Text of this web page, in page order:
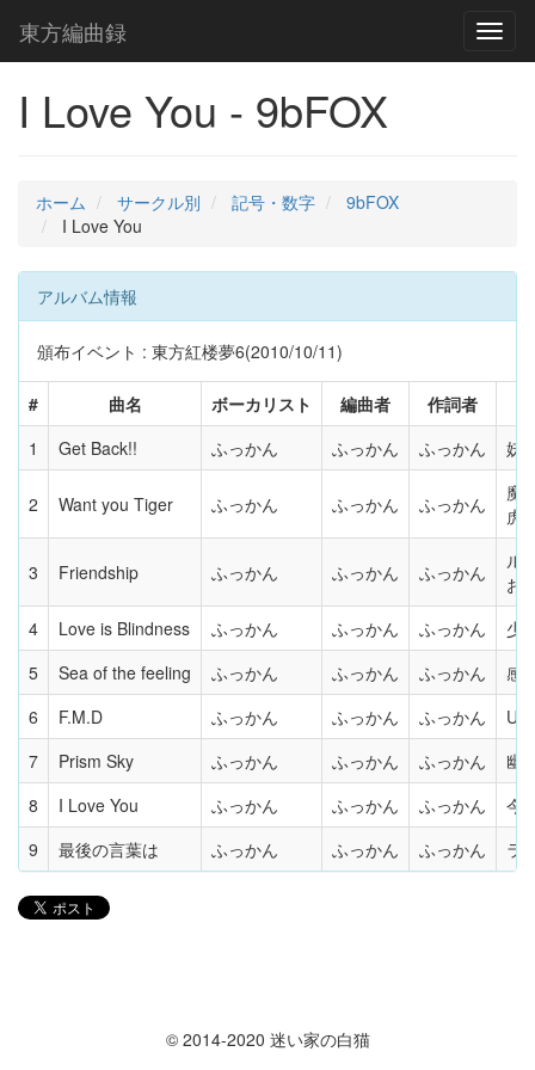
東方編曲録
I Love You - 9bFOX
ホーム サークル別 記号・数字
9bFOX
I Love You
アルバム情報
頒布イベント : 東方紅楼夢6(2010/10/11)
# 曲名 ボーカリスト 編曲者
作詞者
1
Get Back!! ふっかん ふっかん ふっかん 妖
2 Want you Tiger ふっかん ふっかん ふっかん
魔
虎
3 Friendship ふっかん ふっかん ふっかん
ル
お
4
Love is Blindness ふっかん ふっかん ふっかん
少
5
Sea of the feeling ふっかん ふっかん ふっかん
感
6
F.M.D ふっかん ふっかん ふっかん
7
Prism Sky ふっかん ふっかん ふっかん
幽
8
I Love You ふっかん ふっかん ふっかん
今
9
最後の言葉は ふっかん ふっかん ふっかん ラ
© 2014-2020 迷い家の白猫